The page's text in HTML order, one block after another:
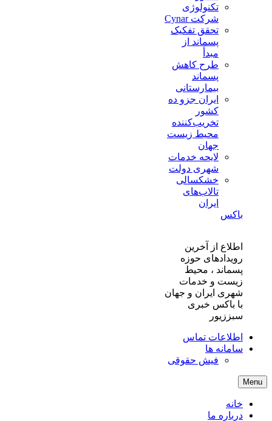
تکنولوژی
شرکت Cynar
تحقق تفکیک
پسماند از
مبدأ
طرح کاهش
پسماند
بیمارستانی
ايران جزو ده
كشور
تخريب‌كننده
محيط زيست
جهان
لایحه خدمات
شهری دولت
خشکسالی
تالاب‌های
ایران
باکس
اطلاع از آخرین
رویدادهای حوزه
پسماند ، محیط
زیست و خدمات
شهری ایران و جهان
با باکس خبری
سبززیور
اطلاعات تماس
سامانه ها
فیش حقوقی
Menu
خانه
درباره ما